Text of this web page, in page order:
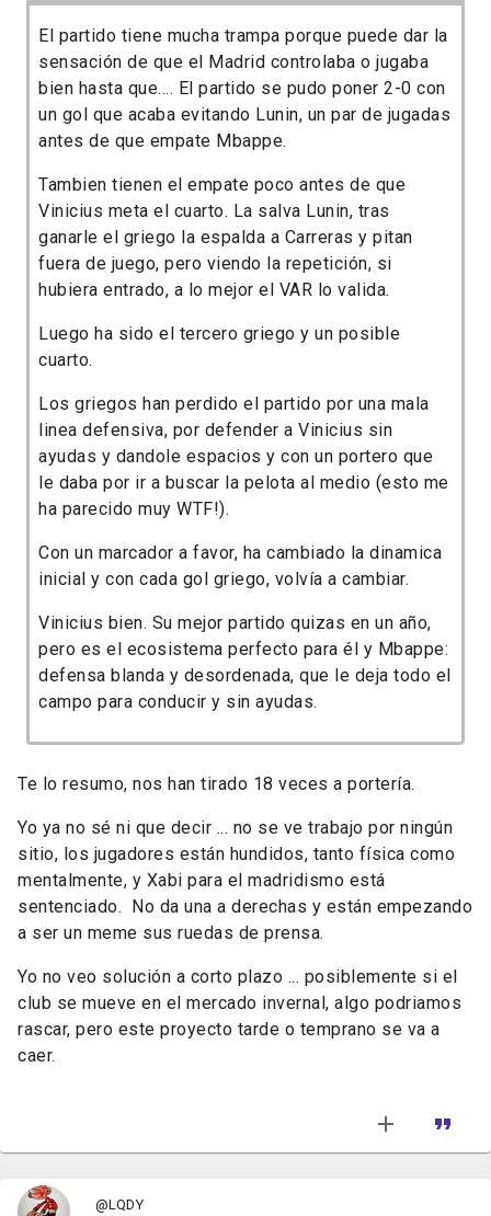
El partido tiene mucha trampa porque puede dar la
sensación de que el Madrid controlaba o jugaba
bien hasta que.... El partido se pudo poner 2-0 con
un gol que acaba evitando Lunin, un par de jugadas
antes de que empate Mbappe.
Tambien tienen el empate poco antes de que
Vinicius meta el cuarto. La salva Lunin, tras
ganarle el griego la espalda a Carreras y pitan
fuera de juego, pero viendo la repetición, si
hubiera entrado, a lo mejor el VAR lo valida.
Luego ha sido el tercero griego y un posible
cuarto.
Los griegos han perdido el partido por una mala
linea defensiva, por defender a Vinicius sin
ayudas y dandole espacios y con un portero que
le daba por ir a buscar la pelota al medio (esto me
ha parecido muy WTF!).
Con un marcador a favor, ha cambiado la dinamica
inicial y con cada gol griego, volvía a cambiar.
Vinicius bien. Su mejor partido quizas en un año,
pero es el ecosistema perfecto para él y Mbappe:
defensa blanda y desordenada, que le deja todo el
campo para conducir y sin ayudas.
Te lo resumo, nos han tirado 18 veces a portería.
Yo ya no sé ni que decir ... no se ve trabajo por ningún
sitio, los jugadores están hundidos, tanto física como
mentalmente, y Xabi para el madridismo está
sentenciado. No da una a derechas y están empezando
a ser un meme sus ruedas de prensa.
Yo no veo solución a corto plazo ... posiblemente si el
club se mueve en el mercado invernal, algo podriamos
rascar, pero este proyecto tarde o temprano se va a
caer.
@LQDY